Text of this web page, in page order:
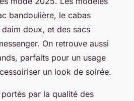
bandoulière, le cabas
doux, et des sacs
On retrouve aussi
parfaits pour un usage
un look de soirée.
par la qualité des